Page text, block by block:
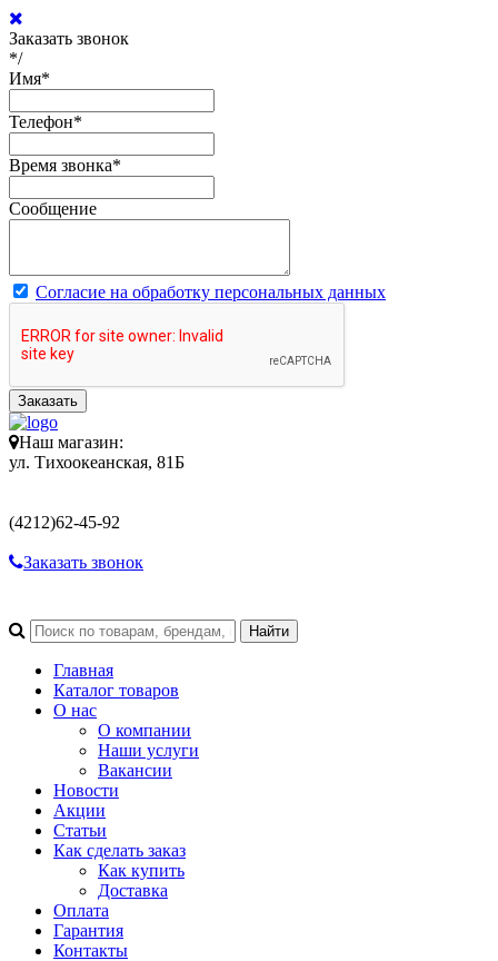
Заказать звонок
*/
Имя*
Телефон*
Время звонка*
Сообщение
Согласие на обработку персональных данных
Заказать
Наш магазин:
ул. Тихоокеанская, 81Б
(4212)62-45-92
Заказать звонок
Главная
Каталог товаров
О нас
О компании
Наши услуги
Вакансии
Новости
Акции
Статьи
Как сделать заказ
Как купить
Доставка
Оплата
Гарантия
Контакты